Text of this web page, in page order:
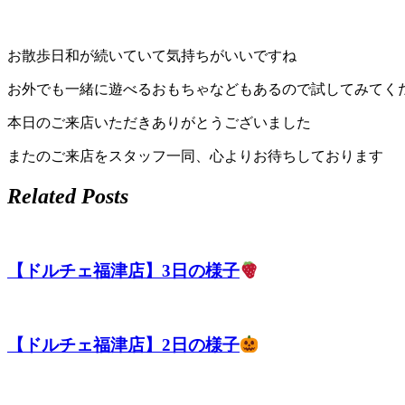
｜
ペ
ッ
ト
サ
ン・
ペ
お散歩日和が続いていて気持ちがいいですね
お外でも一緒に遊べるおもちゃなどもあるので試してみてく
本日のご来店いただきありがとうございました
またのご来店をスタッフ一同、心よりお待ちしております
Related Posts
【ドルチェ福津店】3日の様子
【ドルチェ福津店】2日の様子